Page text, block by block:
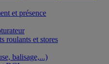
et présence
roulants et stores
balisage,...)